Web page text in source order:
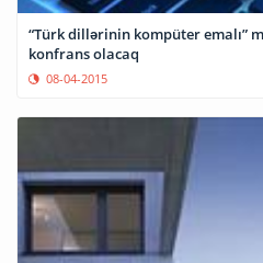
“Türk dillərinin kompüter emalı”
konfrans olacaq
08-04-2015